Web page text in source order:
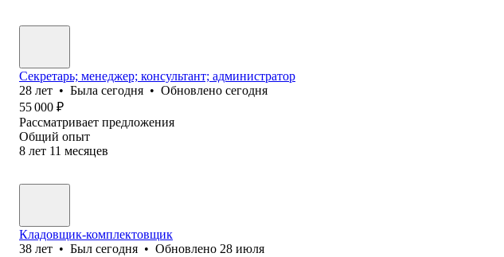
Секретарь; менеджер; консультант; администратор
28 лет • Была сегодня • Обновлено сегодня
55 000 ₽
Рассматривает предложения
Общий опыт
8 лет 11 месяцев
Кладовщик-комплектовщик
38 лет • Был сегодня • Обновлено 28 июля